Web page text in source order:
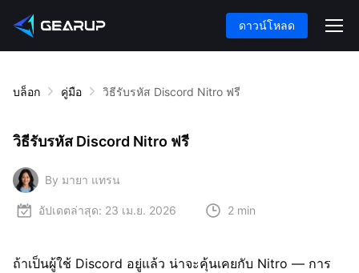
ดาวน์โหลด
บล็อก คู่มือ วิธีรับรหัส Discord Nitro ฟรี
วิธีรับรหัส Discord Nitro ฟรี
By มายา แทรน
อัปเดตล่าสุด: 23 เม.ย. 2026 2 min
ถ้าเป็นผู้ใช้ Discord อยู่แล้ว น่าจะคุ้นเคยกับ Nitro — การ